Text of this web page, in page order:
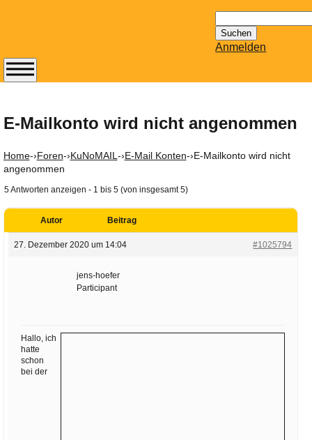
nach:
Anmelden
E-Mailkonto wird nicht angenommen
Home-›Foren-›KuNoMAIL -›E-Mail Konten-›E-Mailkonto wird nicht
angenommen
5 Antworten anzeigen - 1 bis 5 (von insgesamt 5)
Autor Beitrag
27. Dezember 2020 um 14:04 #1025794
jens-hoefer
Participant
Hallo, ich
hatte
schon
bei der
Abonnieren Sie den
erscheinenden
Mailhilfe.de
kostenlos.
Der ständig aktuelle
Email für Sie
bereithält!
Wie z.B. Outlook,
oder auch
KuNoMail, usw.
Adresse:
E-Mail